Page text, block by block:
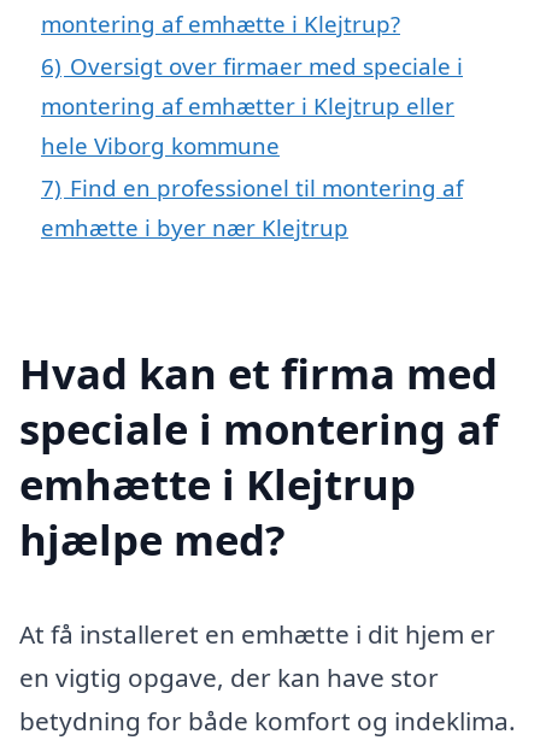
montering af emhætte i Klejtrup?
6) Oversigt over firmaer med speciale i
montering af emhætter i Klejtrup eller
hele Viborg kommune
7) Find en professionel til montering af
emhætte i byer nær Klejtrup
Hvad kan et firma med
speciale i montering af
emhætte i Klejtrup
hjælpe med?
At få installeret en emhætte i dit hjem er
en vigtig opgave, der kan have stor
betydning for både komfort og indeklima.